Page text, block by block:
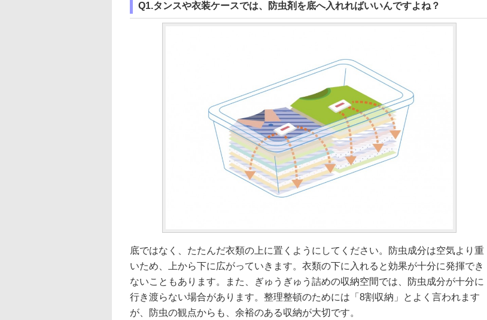
Q1.タンスや衣装ケースでは、防虫剤を底へ入れればいいんですよね？
底ではなく、たたんだ衣類の上に置くようにしてください。防虫成分は空気より重
いため、上から下に広がっていきます。衣類の下に入れると効果が十分に発揮でき
ないこともあります。また、ぎゅうぎゅう詰めの収納空間では、防虫成分が十分に
行き渡らない場合があります。整理整頓のためには「8割収納」とよく言われます
が、防虫の観点からも、余裕のある収納が大切です。